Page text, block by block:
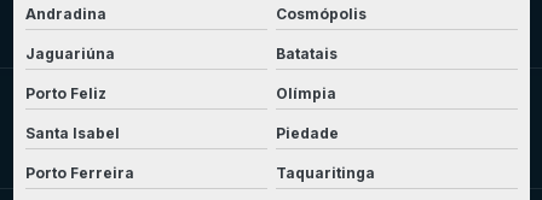
Andradina Cosmópolis
Jaguariúna Batatais
Porto Feliz Olímpia
Santa Isabel Piedade
Porto Ferreira Taquaritinga